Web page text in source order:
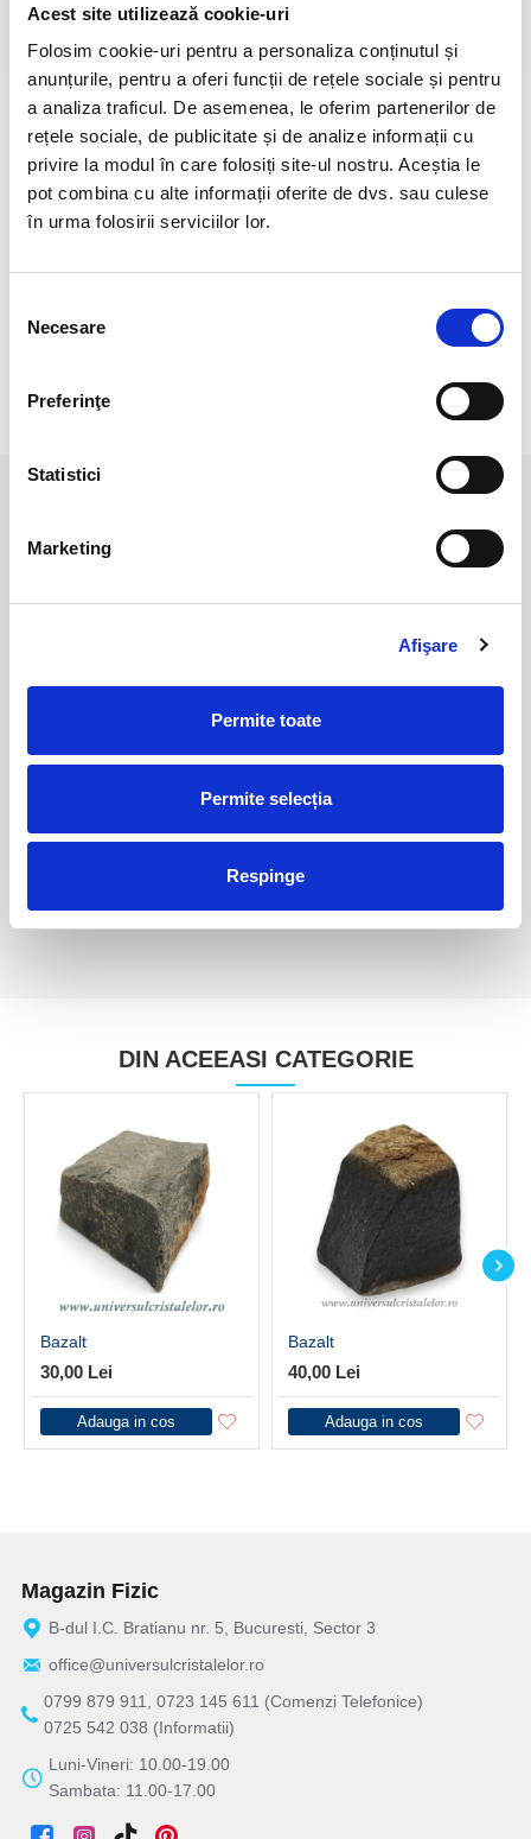
Acest site utilizează cookie-uri
Folosim cookie-uri pentru a personaliza conținutul și
anunțurile, pentru a oferi funcții de rețele sociale și pentru
a analiza traficul. De asemenea, le oferim partenerilor de
rețele sociale, de publicitate și de analize informații cu
privire la modul în care folosiți site-ul nostru. Aceștia le
pot combina cu alte informații oferite de dvs. sau culese
în urma folosirii serviciilor lor.
consimțământului
Necesare
Preferinţe
Statistici
Marketing
Afişare
Permite toate
Permite selecția
Respinge
pentru toate produsele
DESCRIERE PRODUS
Cristal natural 100 %.
Cristal unicat. Veti primi produsul din imagine.
mobilului/tabletei/laptopului dumneavoastra.
RECENZII CLIENTI
30,00 Lei
40,00 Lei
DIN ACEEASI CATEGORIE
Bazalt
30,00 Lei
Adauga in cos
Bazalt
40,00 Lei
Adauga in cos
Magazin Fizic
B-dul I.C. Bratianu nr. 5, Bucuresti, Sector 3
office@universulcristalelor.ro
0799 879 911, 0723 145 611 (Comenzi Telefonice)
0725 542 038 (Informatii)
Luni-Vineri: 10.00-19.00
Sambata: 11.00-17.00